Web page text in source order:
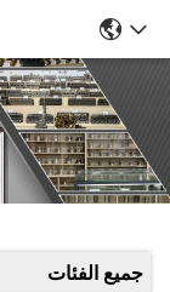
جميع الفئات